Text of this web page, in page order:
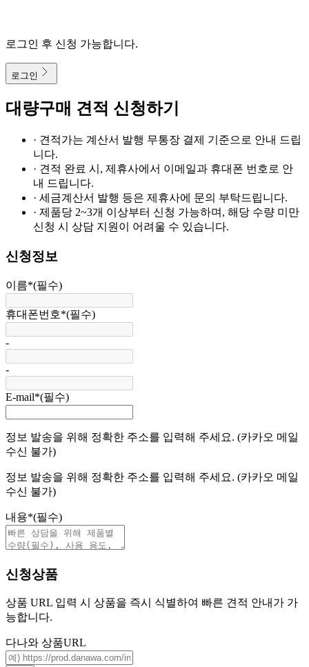
로그인 후 신청 가능합니다.
로그인
대량구매 견적 신청하기
· 견적가는 계산서 발행 무통장 결제 기준으로 안내 드립
니다.
· 견적 완료 시, 제휴사에서 이메일과 휴대폰 번호로 안
내 드립니다.
· 세금계산서 발행 등은 제휴사에 문의 부탁드립니다.
· 제품당 2~3개 이상부터 신청 가능하며, 해당 수량 미만
신청 시 상담 지원이 어려울 수 있습니다.
신청정보
이름*(필수)
휴대폰번호*(필수)
-
-
E-mail*(필수)
정보 발송을 위해 정확한 주소를 입력해 주세요. (카카오 메일
수신 불가)
정보 발송을 위해 정확한 주소를 입력해 주세요. (카카오 메일
수신 불가)
내용*(필수)
신청상품
상품 URL 입력 시 상품을 즉시 식별하여 빠른 견적 안내가 가
능합니다.
다나와 상품URL